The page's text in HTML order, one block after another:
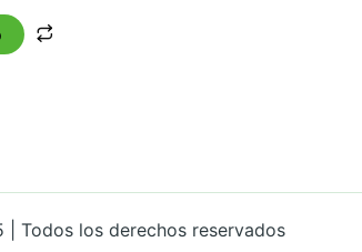
Todos los derechos reservados